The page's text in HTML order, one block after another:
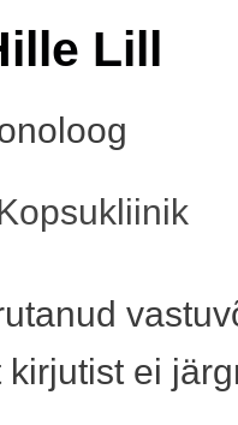
Lill
ei